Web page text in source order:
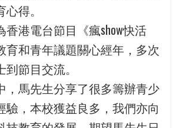
得。
香港電台節目《瘋show快活
育和青年議題關心經年，多次
節目交流。
，馬先生分享了很多籌辦青少
驗，本校獲益良多，我們亦向